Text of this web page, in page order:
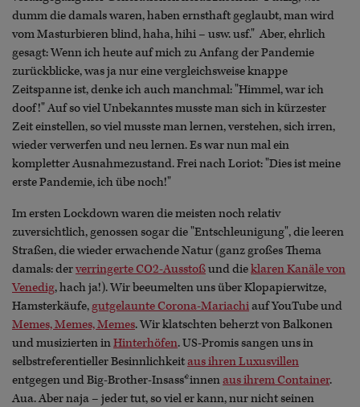
dumm die damals waren, haben ernsthaft geglaubt, man wird
vom Masturbieren blind, haha, hihi – usw. usf." Aber, ehrlich
gesagt: Wenn ich heute auf mich zu Anfang der Pandemie
zurückblicke, was ja nur eine vergleichsweise knappe
Zeitspanne ist, denke ich auch manchmal: "Himmel, war ich
doof!" Auf so viel Unbekanntes musste man sich in kürzester
Zeit einstellen, so viel musste man lernen, verstehen, sich irren,
wieder verwerfen und neu lernen. Es war nun mal ein
kompletter Ausnahmezustand. Frei nach Loriot: "Dies ist meine
erste Pandemie, ich übe noch!"
Im ersten Lockdown waren die meisten noch relativ
zuversichtlich, genossen sogar die "Entschleunigung", die leeren
Straßen, die wieder erwachende Natur (ganz großes Thema
damals: derverringerte CO2-Ausstoßund dieklaren Kanäle von
Venedig, hach ja!). Wir beeumelten uns über Klopapierwitze,
Hamsterkäufe,gutgelaunte Corona-Mariachiauf YouTube und
Memes, Memes, Memes. Wir klatschten beherzt von Balkonen
und musizierten inHinterhöfen. US-Promis sangen uns in
selbstreferentieller Besinnlichkeitaus ihren Luxusvillen
entgegen und Big-Brother-Insass*innenaus ihrem Container.
Aua. Aber naja – jeder tut, so viel er kann, nur nicht seinen